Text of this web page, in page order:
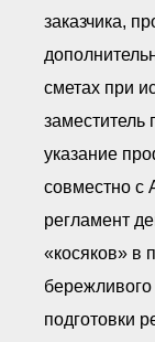
заказчика,
сметах при
заместитель
указание
совместно с
регламент
«косяков» в
бережливого
подготовки